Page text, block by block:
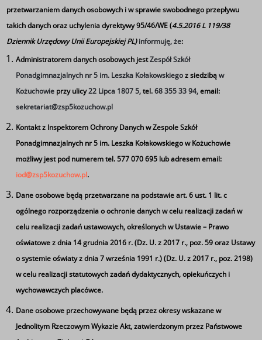
VIII EDYCJA
POWIATOWEGO
KONKURSU TRIATHLON
INFORMACYJNY
W piątek odbyła się VIII edycja Powiatowego
Patronatem Starosty Nowosolskiego.
przetwarzaniem danych osobowych i w sprawie swobodnego przepływu
takich danych oraz uchylenia dyrektywy 95/46/WE (4.5.2016 L 119/38
Dziennik Urzędowy Unii Europejskiej PL)informuję, że:
Administratorem danych osobowych jestZespół Szkół
Ponadgimnazjalnych nr 5 im. Leszka Kołakowskiegoz siedzibąw
Kożuchowie przy ulicy22 Lipca 1807 5,tel.68 355 33 94,email:
sekretariat@zsp5kozuchow.pl
Kontakt z Inspektorem Ochrony Danych w Zespole Szkół
Ponadgimnazjalnych nr 5 im. Leszka Kołakowskiego w Kożuchowie
możliwy jest pod numerem tel. 577 070 695 lub adresem email:
iod@zsp5kozuchow.pl.
Dane osobowe będą przetwarzane na podstawie art. 6 ust. 1 lit. c
ogólnego rozporządzenia o ochronie danych w celu realizacji zadań w
celu realizacji zadań ustawowych, określonych w Ustawie – Prawo
oświatowe z dnia 14 grudnia 2016 r. (Dz. U. z 2017 r., poz. 59 oraz Ustawy
o systemie oświaty z dnia 7 września 1991 r.) (Dz. U. z 2017 r., poz. 2198)
w celu realizacji statutowych zadań dydaktycznych, opiekuńczych i
wychowawczych placówce.
Dane osobowe przechowywane będą przez okresy wskazane w
Jednolitym Rzeczowym Wykazie Akt, zatwierdzonym przez Państwowe